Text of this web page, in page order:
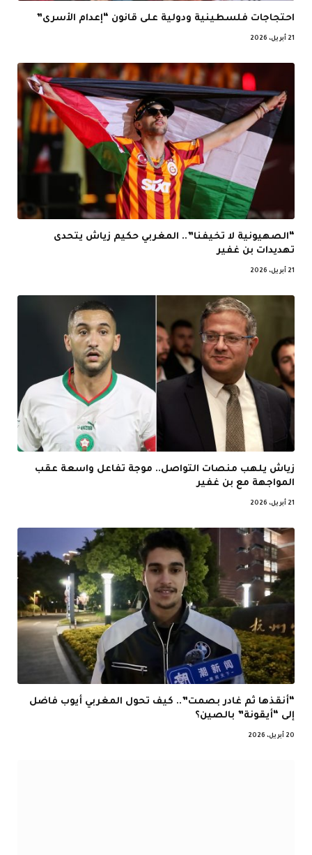
احتجاجات فلسطينية ودولية على قانون “إعدام الأسرى”
21 أبريل، 2026
“الصهيونية لا تخيفنا”.. المغربي حكيم زياش يتحدى
تهديدات بن غفير
21 أبريل، 2026
زياش يلهب منصات التواصل.. موجة تفاعل واسعة عقب
المواجهة مع بن غفير
21 أبريل، 2026
“أنقذها ثم غادر بصمت”.. كيف تحول المغربي أيوب فاضل
إلى “أيقونة” بالصين؟
20 أبريل، 2026